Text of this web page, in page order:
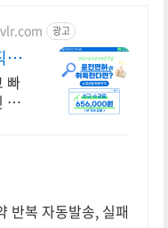
광고
장
빠
강
반복 자동발송, 실패